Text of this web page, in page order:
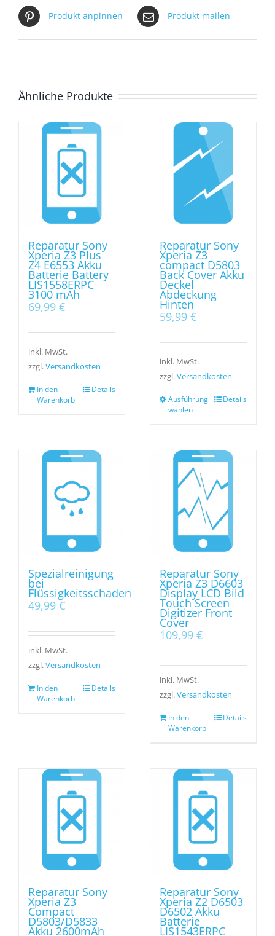
Produkt anpinnen Produkt mailen
Ähnliche Produkte
Reparatur Sony
Xperia Z3 Plus
Z4 E6553 Akku
Batterie Battery
LIS1558ERPC
3100 mAh
69,99 €
inkl. MwSt.
zzgl.Versandkosten
In den
Warenkorb
Details
Reparatur Sony
Xperia Z3
compact D5803
Back Cover Akku
Deckel
Abdeckung
Hinten
59,99 €
inkl. MwSt.
zzgl.Versandkosten
Ausführung
wählen
Details
Spezialreinigung
bei
Flüssigkeitsschaden
49,99 €
inkl. MwSt.
zzgl.Versandkosten
In den
Warenkorb
Details
Reparatur Sony
Xperia Z3 D6603
Display LCD Bild
Touch Screen
Digitizer Front
Cover
109,99 €
inkl. MwSt.
zzgl.Versandkosten
In den
Warenkorb
Details
Reparatur Sony
Xperia Z3
Compact
D5803/D5833
Akku 2600mAh
Reparatur Sony
Xperia Z2 D6503
D6502 Akku
Batterie
LIS1543ERPC